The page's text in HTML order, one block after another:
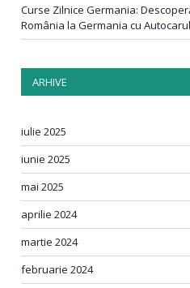
Curse Zilnice Germania:
România la Germania cu Autocarul
ARHIVE
iulie 2025
iunie 2025
mai 2025
aprilie 2024
martie 2024
februarie 2024